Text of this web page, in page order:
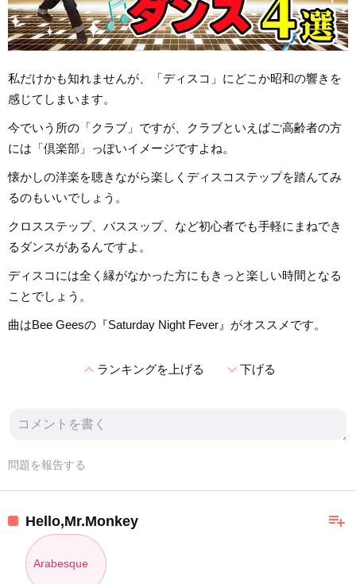
私だけかも知れませんが、「ディスコ」にどこか昭和の響きを
感じてしまいます。
今でいう所の「クラブ」ですが、クラブといえばご高齢者の方
には「倶楽部」っぽいイメージですよね。
懐かしの洋楽を聴きながら楽しくディスコステップを踏んてみ
るのもいいでしょう。
クロスステップ、バススップ、など初心者でも手軽にまねでき
るダンスがあるんですよ。
ディスコには全く縁がなかった方にもきっと楽しい時間となる
ことでしょう。
曲はBee Geesの『Saturday Night Fever』がオススメです。
expand_lessランキングを上げる expand_more下げる
問題を報告する
playlist_add
Hello,Mr.Monkey
Arabesque